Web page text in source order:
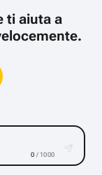
ti aiuta a
0 / 1000